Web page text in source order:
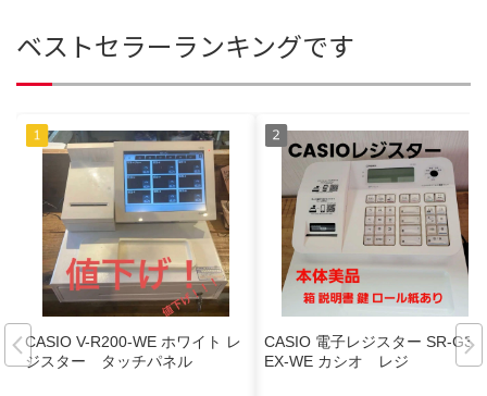
ベストセラーランキングです
CASIO V-R200-WE ホワイト レ
ジスター タッチパネル
CASIO 電子レジスター SR-G3-
EX-WE カシオ レジ